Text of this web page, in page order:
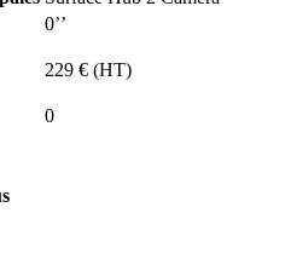
0’’
229 € (HT)
0